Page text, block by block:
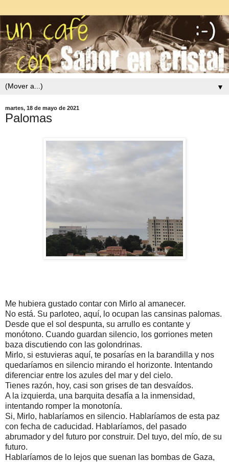
▼
martes, 18 de mayo de 2021
Palomas
Me hubiera gustado contar con Mirlo al amanecer.
No está. Su parloteo, aquí, lo ocupan las cansinas palomas.
Desde que el sol despunta, su arrullo es contante y
monótono. Cuando guardan silencio, los gorriones meten
baza discutiendo con las golondrinas.
Mirlo, si estuvieras aquí, te posarías en la barandilla y nos
quedaríamos en silencio mirando el horizonte. Intentando
diferenciar entre los azules del mar y del cielo.
Tienes razón, hoy, casi son grises de tan desvaídos.
A la izquierda, una barquita desafía a la inmensidad,
intentando romper la monotonía.
Si, Mirlo, hablaríamos en silencio. Hablaríamos de esta paz
con fecha de caducidad. Hablaríamos, del pasado
abrumador y del futuro por construir. Del tuyo, del mío, de su
futuro.
Hablaríamos de lo lejos que suenan las bombas de Gaza,